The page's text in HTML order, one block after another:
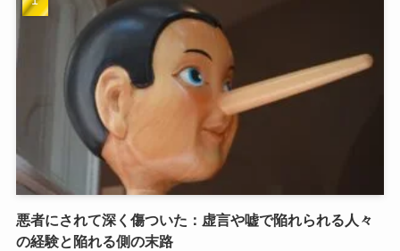
悪者にされて深く傷ついた：虚言や嘘で陥れられる人々
の経験と陥れる側の末路